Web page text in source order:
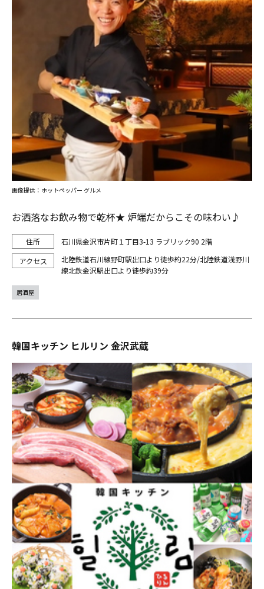
お洒落なお飲み物で乾杯★ 炉端だからこその味わい♪
石川県金沢市片町１丁目3-13 ラブリック90 2階
北陸鉄道石川線野町駅出口より徒歩約22分/北陸鉄道浅野川
線北鉄金沢駅出口より徒歩約39分
画像提供：ホットペッパー グルメ
居酒屋
韓国キッチン ヒルリン 金沢武蔵